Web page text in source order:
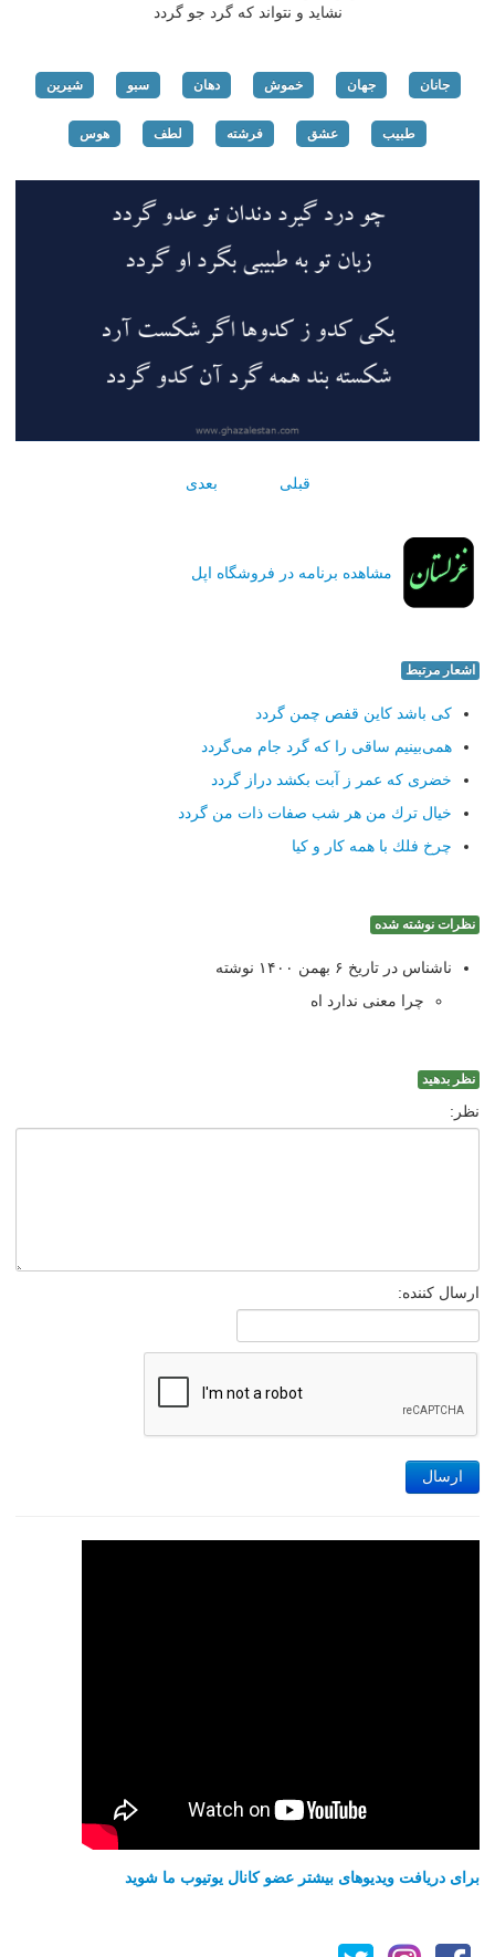
نشاید و نتواند كه گرد جو گردد
جانان جهان خموش دهان سبو شیرین
طبیب عشق فرشته لطف هوس
قبلی بعدی
مشاهده برنامه در فروشگاه اپل
اشعار مرتبط
كی باشد كاین قفص چمن گردد
همی‌بینیم ساقی را كه گرد جام می‌گردد
خضری كه عمر ز آبت بكشد دراز گردد
خیال ترك من هر شب صفات ذات من گردد
چرخ فلك با همه كار و كیا
نظرات نوشته شده
ناشناس در تاریخ ۶ بهمن ۱۴۰۰ نوشته
چرا معنی ندارد اه
نظر بدهید
نظر:
ارسال کننده:
ارسال
برای دریافت ویدیوهای بیشتر عضو کانال یوتیوب ما شوید